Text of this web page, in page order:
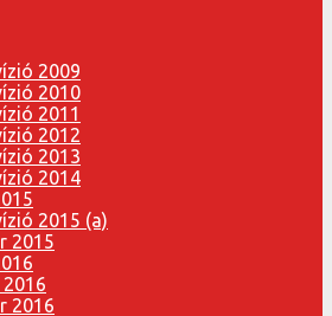
2009
2010
2011
2012
2013
2014
2015 (a)
2015
2016